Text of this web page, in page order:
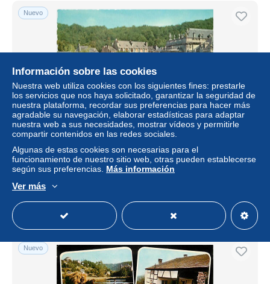
Nuevo
Carte Postale - Belgique - Spa - Le Parc du Casino -
Fleurs - Carte Neuve - CPM - Voir Scans Recto-Verso -
Poscard - Car
± 1,15 US$
Estatus Profesional
Nuevo
Información sobre las cookies
Nuestra web utiliza cookies con los siguientes fines: prestarle
los servicios que nos haya solicitado, garantizar la seguridad de
nuestra plataforma, recordar sus preferencias para hacer más
agradable su navegación, elaborar estadísticas para adaptar
nuestra web a sus necesidades, mostrar vídeos y permitirle
compartir contenidos en las redes sociales.
Algunas de estas cookies son necesarias para el
funcionamiento de nuestro sitio web, otras pueden establecerse
según sus preferencias. Más información
Ver más